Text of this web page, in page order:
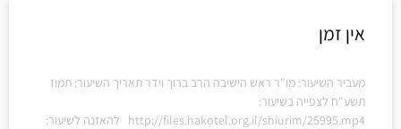
אין זמן
מעביר השיעור: מו"ר ראש הישיבה הרב ברוך וידר תאריך השיעור: תמוז
תשע"ח לצפייה בשיעור:
http://files.hakotel.org.il/shiurim/25995.mp4 להאזנה לשיעור: